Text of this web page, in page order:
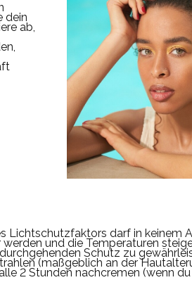
dein
ab,
Lichtschutzfaktors darf in keinem
und die Temperaturen
Schutz zu
(maßgeblich an der
2 Stunden nachcremen (wenn